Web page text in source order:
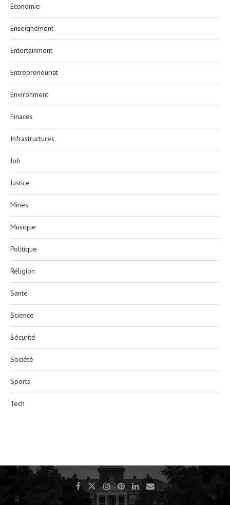
Economie
Enseignement
Entertainment
Entrepreneuriat
Environment
Finaces
Infrastructures
Job
Justice
Mines
Musique
Politique
Réligion
Santé
Science
Sécurité
Société
Sports
Tech